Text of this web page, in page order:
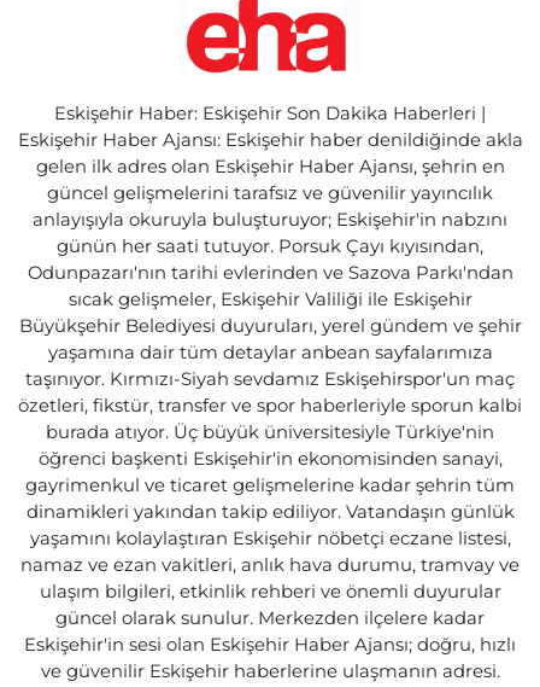
Eskişehir Haber: Eskişehir Son Dakika Haberleri |
Eskişehir Haber Ajansı: Eskişehir haber denildiğinde akla
gelen ilk adres olan Eskişehir Haber Ajansı, şehrin en
güncel gelişmelerini tarafsız ve güvenilir yayıncılık
anlayışıyla okuruyla buluşturuyor; Eskişehir'in nabzını
günün her saati tutuyor. Porsuk Çayı kıyısından,
Odunpazarı'nın tarihi evlerinden ve Sazova Parkı'ndan
sıcak gelişmeler, Eskişehir Valiliği ile Eskişehir
Büyükşehir Belediyesi duyuruları, yerel gündem ve şehir
yaşamına dair tüm detaylar anbean sayfalarımıza
taşınıyor. Kırmızı-Siyah sevdamız Eskişehirspor'un maç
özetleri, fikstür, transfer ve spor haberleriyle sporun kalbi
burada atıyor. Üç büyük üniversitesiyle Türkiye'nin
öğrenci başkenti Eskişehir'in ekonomisinden sanayi,
gayrimenkul ve ticaret gelişmelerine kadar şehrin tüm
dinamikleri yakından takip ediliyor. Vatandaşın günlük
yaşamını kolaylaştıran Eskişehir nöbetçi eczane listesi,
namaz ve ezan vakitleri, anlık hava durumu, tramvay ve
ulaşım bilgileri, etkinlik rehberi ve önemli duyurular
güncel olarak sunulur. Merkezden ilçelere kadar
Eskişehir'in sesi olan Eskişehir Haber Ajansı; doğru, hızlı
ve güvenilir Eskişehir haberlerine ulaşmanın adresi.